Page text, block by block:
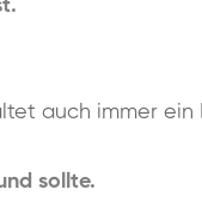
auch immer ein
sollte.